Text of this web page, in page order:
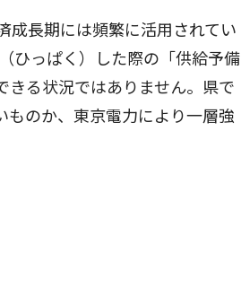
成長期には頻繁に活用されてい
ひっぱく）した際の「供給予備
きる状況ではありません。県で
ものか、東京電力により一層強